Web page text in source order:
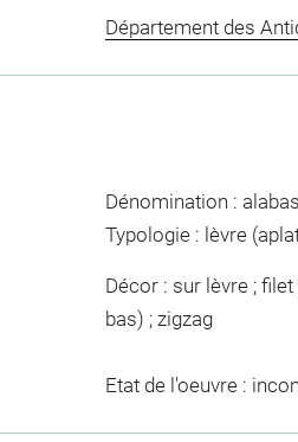
Département des
Dénomination :
Typologie : lèvre
Décor : sur lèvre ;
bas) ; zigzag
Etat de l'oeuvre :